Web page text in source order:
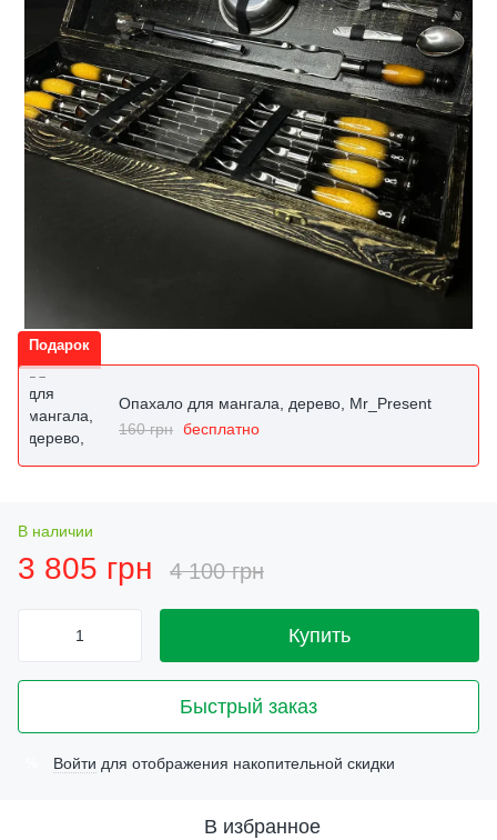
Подарок
Опахало для мангала, дерево, Mr_Present
160 грн бесплатно
В наличии
3 805 грн 4 100 грн
Купить
Быстрый заказ
Войти для отображения накопительной скидки
В избранное